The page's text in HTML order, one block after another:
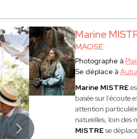
Marine
MAOSE
Photographe à
Se déplace à
Marine MISTRE
basée sur l’écoute
attention
naturelles, loin des
MISTREse